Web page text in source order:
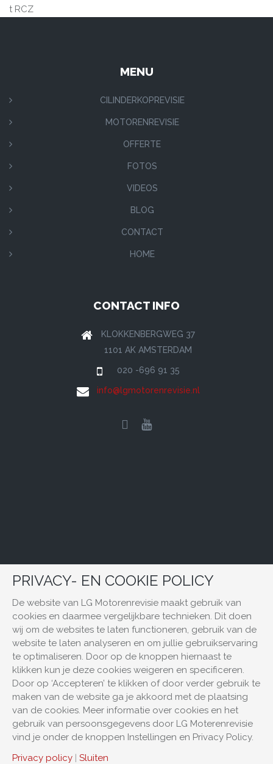
t RCZ
MENU
CILINDERKOPREVISIE
MOTORENREVISIE
OFFERTE
FOTOS
VIDEOS
BLOG
CONTACT
HOME
CONTACT INFO
KLOKKENBERGWEG 37
1101 AK AMSTERDAM
020 -696 91 35
info@lgmotorenrevisie.nl
PRIVACY- EN COOKIE POLICY
De website van LG Motorenrevisie maakt gebruik van
cookies en daarmee vergelijkbare technieken. Dit doen
wij om de websites te laten functioneren, gebruik van de
website te laten analyseren en om jullie gebruikservaring
te optimaliseren. Door op de knoppen hiernaast te
klikken kun je deze cookies weigeren en specificeren.
Door op ‘Accepteren’ te klikken of door verder gebruik te
maken van de website ga je akkoord met de plaatsing
van de cookies. Meer informatie over cookies en het
gebruik van persoonsgegevens door LG Moterenrevisie
vind je onder de knoppen Instellingen en Privacy Policy.
Privacy policy | Sluiten